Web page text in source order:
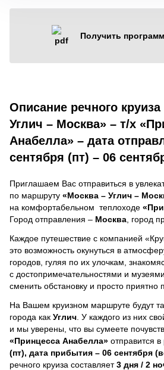
Получить
Описание речного
Углич – Москва» – т/х
Анабелла» – дата
сентября (пт) – 06
Приглашаем Вас отправиться в
по маршруту «Москва – Углич –
на комфортабельном теплоходе
Город отправления – Москва , город
Каждое путешествие с компанией
это возможность окунуться в
городов, гуляя по их улочкам,
с достопримечательностями и
сменить обстановку и просто приятно
На Вашем круизном маршруте будут
города как Углич . У каждого из них
и мы уверены, что вы сумеете
«Принцесса Анабелла» отправится
(пт), дата прибытия – 06 сентября
речного круиза составляет3 дня / 2